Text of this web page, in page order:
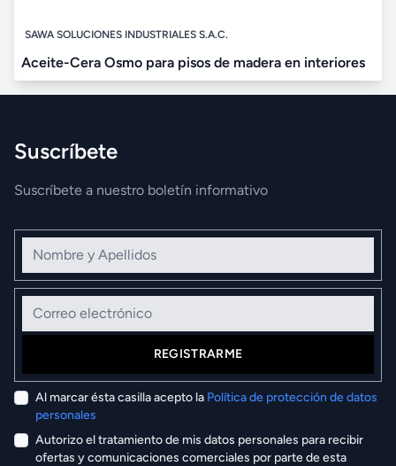
SAWA SOLUCIONES INDUSTRIALES S.A.C.
Aceite-Cera Osmo para pisos de madera en interiores
Suscríbete
Suscríbete a nuestro boletín informativo
Nombre y Apellidos
Correo electrónico
REGISTRARME
Al marcar ésta casilla acepto la Política de protección de datos
personales
Autorizo el tratamiento de mis datos personales para recibir
ofertas y comunicaciones comerciales por parte de esta